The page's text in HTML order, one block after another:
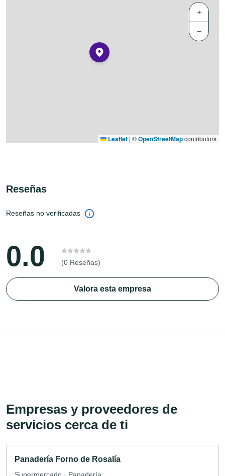
+
−
Leaflet | ©OpenStreetMapcontributors
Reseñas
Reseñas no verificadas
0.0 (0 Reseñas)
Valora esta empresa
Empresas y proveedores de
servicios cerca de ti
Panadería Forno de Rosalía
Supermercado · Panadería